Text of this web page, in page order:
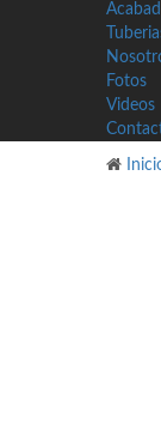
Fotos
Videos